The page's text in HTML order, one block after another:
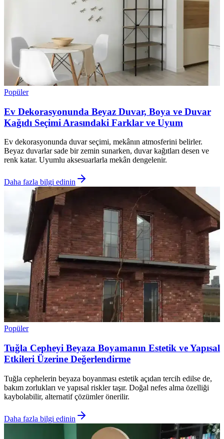
Popüler
Ev Dekorasyonunda Beyaz Duvar, Boya ve Duvar
Kağıdı Seçimi Arasındaki Farklar ve Uyum
Ev dekorasyonunda duvar seçimi, mekânın atmosferini belirler.
Beyaz duvarlar sade bir zemin sunarken, duvar kağıtları desen ve
renk katar. Uyumlu aksesuarlarla mekân dengelenir.
Daha fazla bilgi edinin
Popüler
Tuğla Cepheyi Beyaza Boyamanın Estetik ve Yapısal
Etkileri Üzerine Değerlendirme
Tuğla cephelerin beyaza boyanması estetik açıdan tercih edilse de,
bakım zorlukları ve yapısal riskler taşır. Doğal nefes alma özelliği
kaybolabilir, alternatif çözümler önerilir.
Daha fazla bilgi edinin